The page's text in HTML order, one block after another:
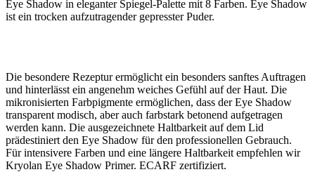
Eye Shadow in eleganter Spiegel-Palette mit 8 Farben. Eye Shadow
ist ein trocken aufzutragender gepresster Puder.
Die besondere Rezeptur ermöglicht ein besonders sanftes Auftragen
und hinterlässt ein angenehm weiches Gefühl auf der Haut. Die
mikronisierten Farbpigmente ermöglichen, dass der Eye Shadow
transparent modisch, aber auch farbstark betonend aufgetragen
werden kann. Die ausgezeichnete Haltbarkeit auf dem Lid
prädestiniert den Eye Shadow für den professionellen Gebrauch.
Für intensivere Farben und eine längere Haltbarkeit empfehlen wir
Kryolan Eye Shadow Primer. ECARF zertifiziert.